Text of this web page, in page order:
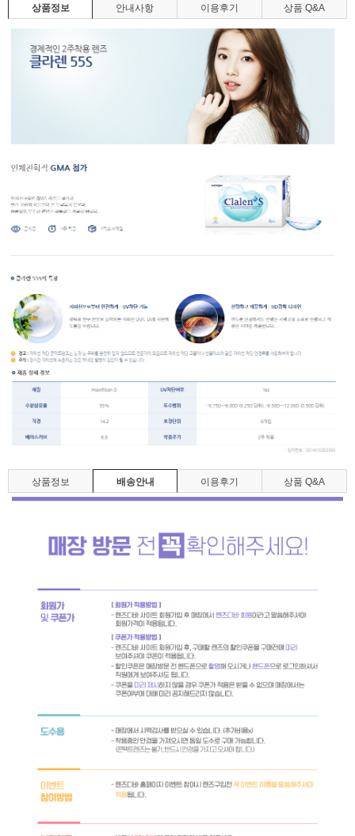
상품정보 안내사항 이용후기 상품 Q&A
상품정보 배송안내 이용후기 상품 Q&A